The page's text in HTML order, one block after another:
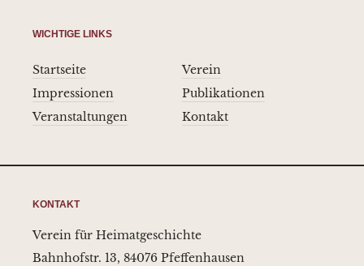
WICHTIGE LINKS
Startseite
Verein
Impressionen
Publikationen
Veranstaltungen
Kontakt
KONTAKT
Verein für Heimatgeschichte
Bahnhofstr. 13, 84076 Pfeffenhausen